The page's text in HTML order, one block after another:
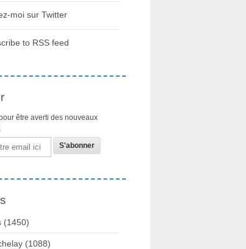
moi sur Twitter
to RSS feed
être averti des nouveaux
(1450)
(1088)